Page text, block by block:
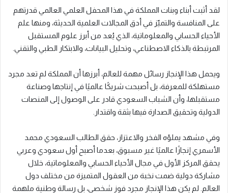
لقد أثبت أبناء وبنات المملكة في هذا المحفل العلمي العالمي قدرتهم
على المنافسة والتميّز في أدق المجالات العلمية الحديثة، ومنها علم
الأحياء الحسابي والمعلوماتية، الذي يُعد من أبرز علوم المستقبل
المرتبطة بالذكاء الاصطناعي، وتحليل البيانات، والابتكار الطبي والتقني.
ويحمل هذا الإنجاز رسائل مهمة للعالم، أبرزها أن المملكة لم تعد مجرد
مستهلكة للمعرفة، بل أصبحت شريكًا عالميًا في إنتاجها وصناعة
مستقبلها، وأن الشباب السعودي قادر على الوصول إلى المنصات
الدولية وتحقيق الصدارة فيها بثقة واقتدار.
وفي مشهد يملؤه الفخر والاعتزاز، حقق الطالب السعودي محمد
الأسمري إنجازًا عالميًا غير مسبوق، بعدما أصبح أول سعودي وعربي
يحقق المركز الأول في مجال الأحياء الحسابي والمعلوماتية، خلال
مشاركة دولية ضمت نخبة من العقول المتميزة من مختلف دول
العالم. لم يكن هذا الإنجاز مجرد فوز شخصي، بل رسالة وطنية ملهمة